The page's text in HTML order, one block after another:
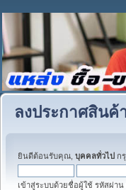
ลงประกาศสินค้
ยินดีต้อนรับคุณ, บุคคลทั่วไป ก
เข้าสู่ระบบด้วยชื่อผู้ใช้ รหัสผ่าน